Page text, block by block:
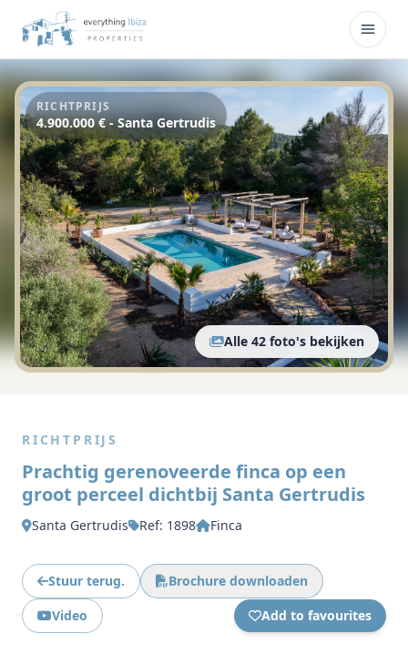
Overslaan naar hoofdinhoud
RICHTPRIJS
4.900.000 € - Santa Gertrudis
Alle 42 foto's bekijken
RICHTPRIJS
Prachtig gerenoveerde finca op een
groot perceel dichtbij Santa Gertrudis
Santa Gertrudis Ref: 1898 Finca
Stuur terug.
Brochure downloaden
Video
Add to favourites